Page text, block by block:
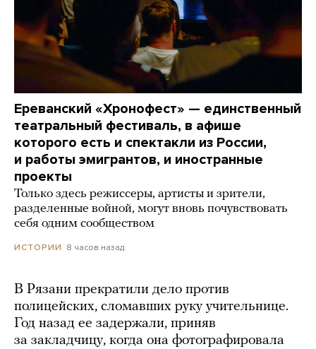
Ереванский «Хронофест» — единственный
театральный фестиваль, в афише
которого есть и спектакли из России,
и работы эмигрантов, и иностранные
проекты
Только здесь режиссеры, артисты и зрители,
разделенные войной, могут вновь почувствовать
себя одним сообществом
ИСТОРИИ 8 часов назад
В Рязани прекратили дело против
полицейских, сломавших руку учительнице.
Год назад ее задержали, приняв
за закладчицу, когда она фотографировала